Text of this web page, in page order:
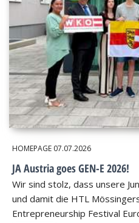
HOMEPAGE 07.07.2026
JA Austria goes GEN-E 2026!
Wir sind stolz, dass unsere
und damit die HTL
Entrepreneurship Festival